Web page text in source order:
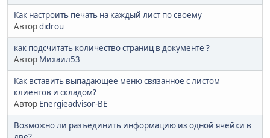
Как настроить печать на каждый лист по своему
Авторdidrou
как подсчитать количество страниц в документе ?
Автор Михаил53
Как вставить выпадающее меню связанное с листом
клиентов и складом?
Автор Energieadvisor-BE
Возможно ли разъединить информацию из одной ячейки в